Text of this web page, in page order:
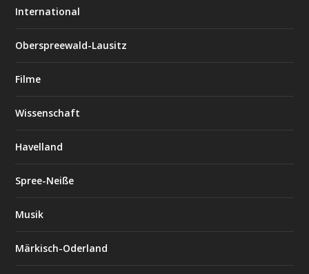
International
Oberspreewald-Lausitz
Filme
Wissenschaft
Havelland
Spree-Neiße
Musik
Märkisch-Oderland